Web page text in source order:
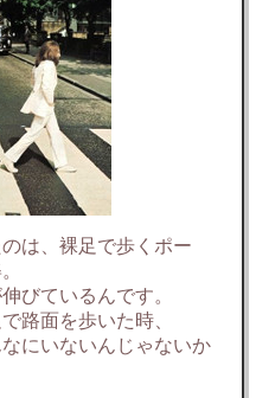
は、裸足で歩くポー
びているんです。
路面を歩いた時、
にいないんじゃないか